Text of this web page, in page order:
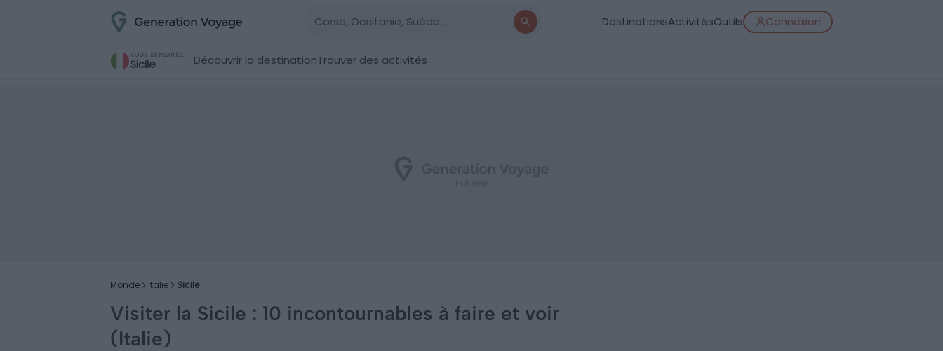
DestinationsActivitésOutils Connexion
VOUS EXPLOREZ
Sicile Découvrir la destinationTrouver des activités
Monde Italie Sicile
Visiter la Sicile : 10 incontournables à faire et voir
(Italie)